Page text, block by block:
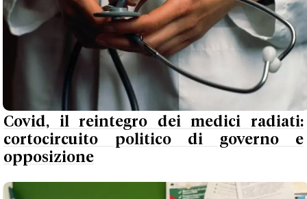
Covid, il reintegro dei medici radiati:
cortocircuito politico di governo e
opposizione